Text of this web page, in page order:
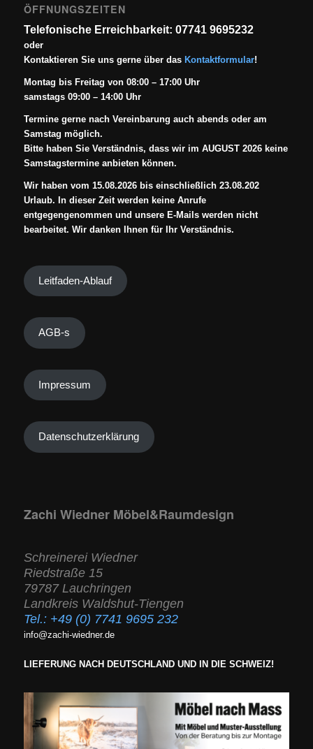
ÖFFNUNGSZEITEN
Telefonische Erreichbarkeit: 07741 9695232
oder
Kontaktieren Sie uns gerne über das Kontaktformular!
Montag bis Freitag von 08:00 – 17:00 Uhr
samstags 09:00 – 14:00 Uhr
Termine gerne nach Vereinbarung auch abends oder am
Samstag möglich.
Bitte haben Sie Verständnis, dass wir im AUGUST 2026 keine
Samstagstermine anbieten können.
Wir haben vom 15.08.2026 bis einschließlich 23.08.202
Urlaub. In dieser Zeit werden keine Anrufe
entgegengenommen und unsere E-Mails werden nicht
bearbeitet. Wir danken Ihnen für Ihr Verständnis.
Leitfaden-Ablauf
AGB-s
Impressum
Datenschutzerklärung
Zachi Wiedner Möbel&Raumdesign
Schreinerei Wiedner
Riedstraße 15
79787 Lauchringen
Landkreis Waldshut-Tiengen
Tel.: +49 (0) 7741 9695 232
info@zachi-wiedner.de
LIEFERUNG NACH DEUTSCHLAND UND IN DIE SCHWEIZ!